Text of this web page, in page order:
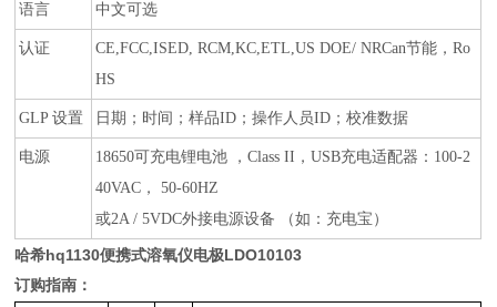
语言 中文可选
认证 CE,FCC,ISED, RCM,KC,ETL,US DOE/ NRCan节能，Ro
HS
GLP设置 日期；时间；样品ID ；操作人员ID ；校准数据
电源 18650可充电锂电池 ，Class II ，USB充电适配器： 100-2
40VAC ，50-60HZ
或2A / 5VDC外接电源设备 （如：充电宝）
哈希hq1130便携式溶氧仪电极LDO10103
订购指南：